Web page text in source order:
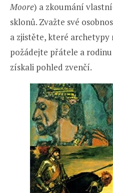
Moore) a zkoumání
sklonů. Zvažte své
a zjistěte, které archetypy
požádejte přátele a
získali pohled zvenčí.